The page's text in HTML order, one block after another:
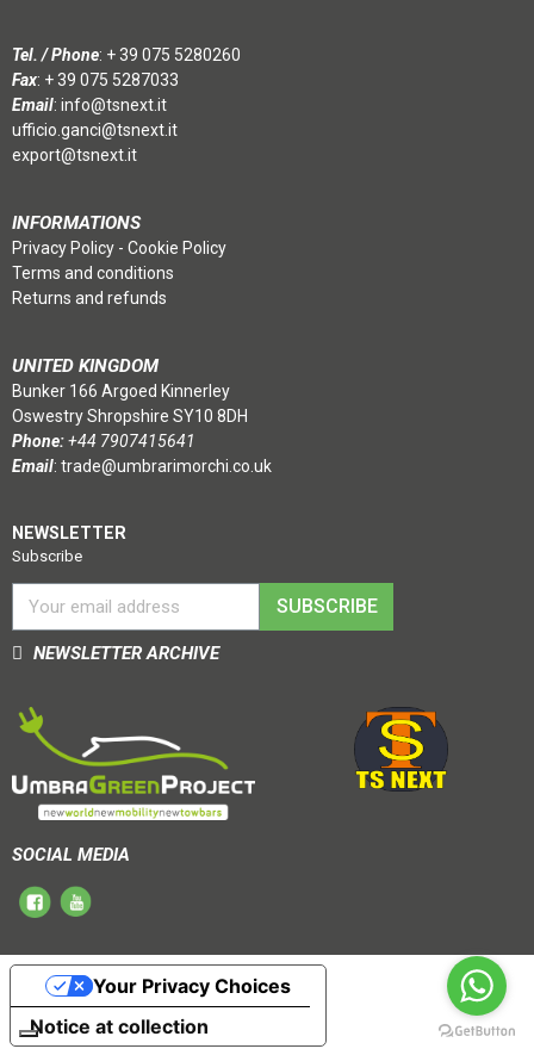
Tel. / Phone: + 39 075 5280260
Fax: + 39 075 5287033
Email: info@tsnext.it
ufficio.ganci@tsnext.it
export@tsnext.it
INFORMATIONS
Privacy Policy - Cookie Policy
Terms and conditions
Returns and refunds
UNITED KINGDOM
Bunker 166 Argoed Kinnerley
Oswestry Shropshire SY10 8DH
Phone:+44 7907415641
Email: trade@umbrarimorchi.co.uk
NEWSLETTER
Subscribe
SUBSCRIBE
NEWSLETTER ARCHIVE
SOCIAL MEDIA
Notice at collection
Your Privacy Choices